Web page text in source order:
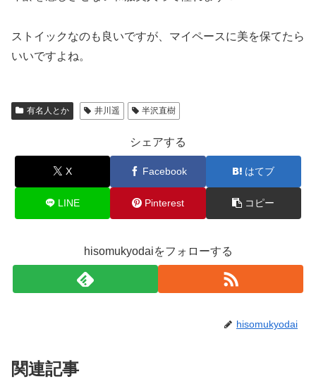
ストイックなのも良いですが、マイペースに美を保てたら
いいですよね。
有名人とか 井川遥 半沢直樹
シェアする
X Facebook はてブ
LINE Pinterest コピー
hisomukyodaiをフォローする
hisomukyodai
関連記事